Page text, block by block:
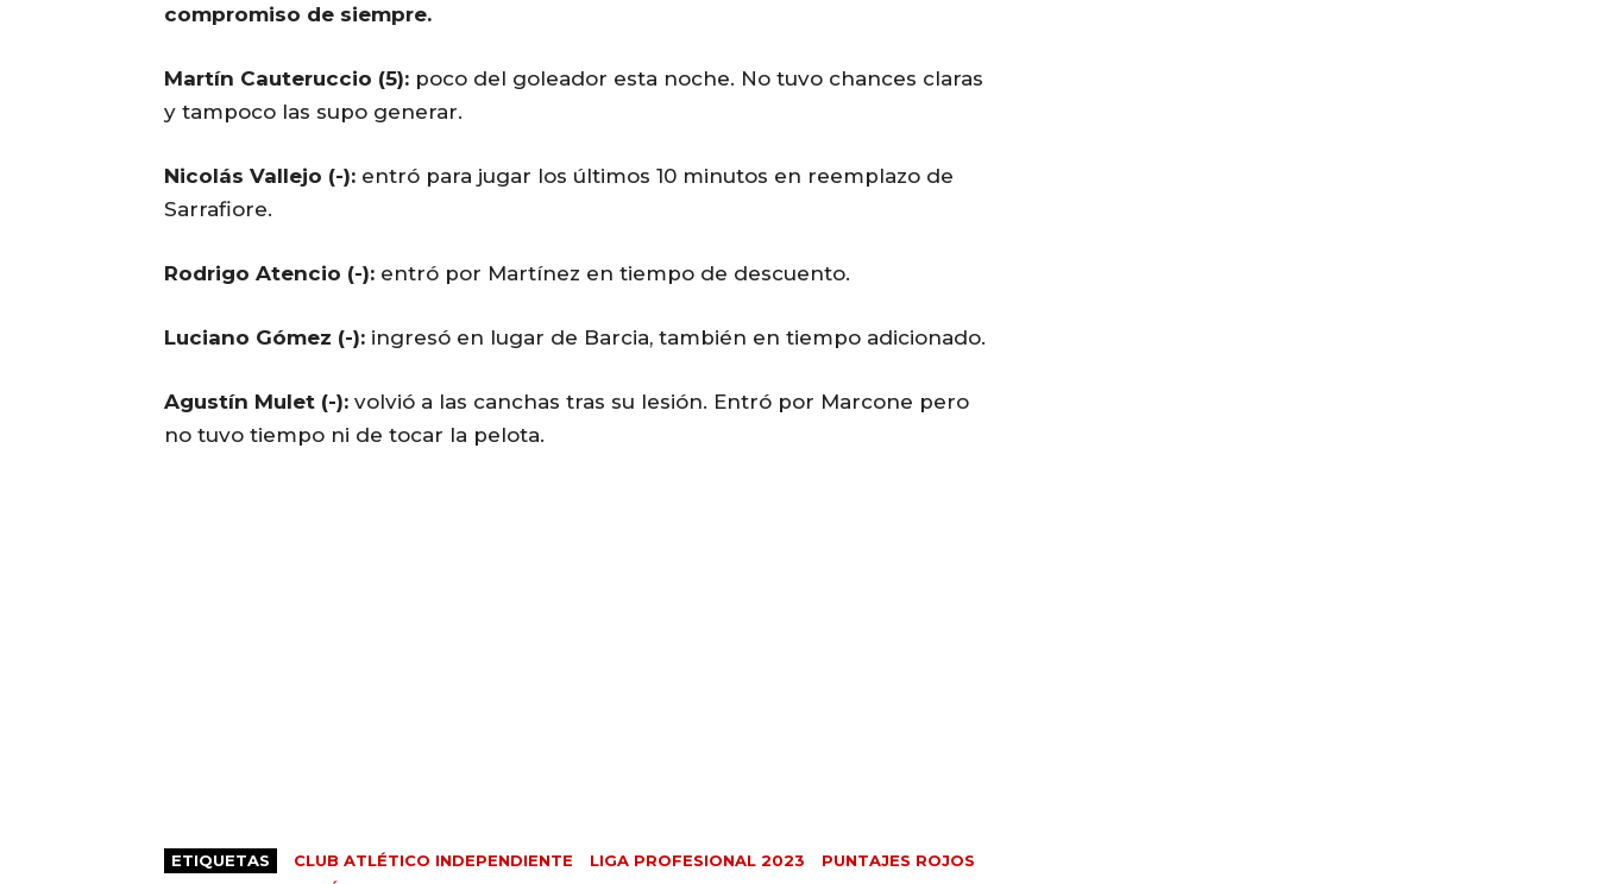
compromiso de siempre.
Martín Cauteruccio (5): poco del goleador esta noche. No tuvo chances claras
y tampoco las supo generar.
Nicolás Vallejo (-): entró para jugar los últimos 10 minutos en reemplazo de
Sarrafiore.
Rodrigo Atencio (-): entró por Martínez en tiempo de descuento.
Luciano Gómez (-): ingresó en lugar de Barcia, también en tiempo adicionado.
Agustín Mulet (-): volvió a las canchas tras su lesión. Entró por Marcone pero
no tuvo tiempo ni de tocar la pelota.
ETIQUETAS CLUB ATLÉTICO INDEPENDIENTE LIGA PROFESIONAL 2023
PUNTAJES ROJOS